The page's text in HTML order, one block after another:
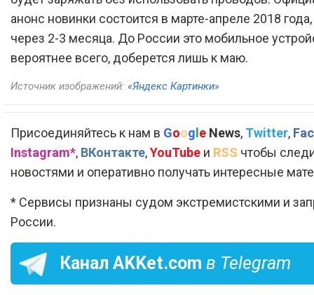
анонс новинки состоится в марте-апреле 2018 года,
через 2-3 месяца. До России это мобильное
вероятнее всего, доберется лишь к маю.
Источник изображений: «Яндекс Картинки»
Присоединяйтесь к нам в Google News, Twitter,
Instagram*, ВКонтакте,YouTube и RSS чтобы
новостями и оперативно получать интересные
* Сервисы признаны судом экстремистскими и
России.
Канал AKKet.com в Telegram